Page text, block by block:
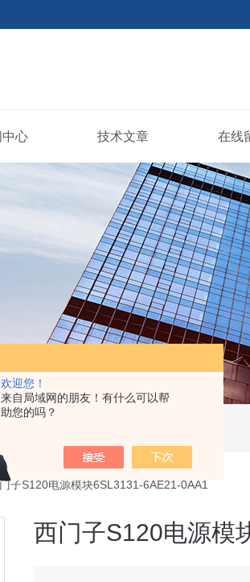
欢迎您！
来自局域网的朋友！有什么可以帮
助您的吗？
中心 技术文章 在线
总线接头，西门子CP通讯网卡，西门子数控系统及停产备件
S120电源模块6SL3131-6AE21-0AA1
西门子S120电源模